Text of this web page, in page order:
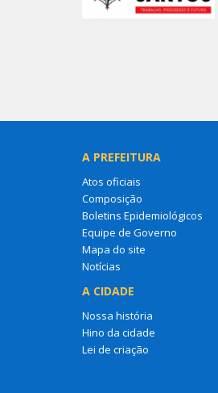
A PREFEITURA
Atos oficiais
Composição
Boletins Epidemiológicos
Equipe de Governo
Mapa do site
Notícias
A CIDADE
Nossa história
Hino da cidade
Lei de criação